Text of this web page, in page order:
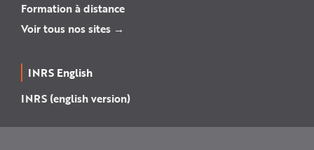
Formation à distance
Voir tous nos sites →
INRS English
INRS (english version)